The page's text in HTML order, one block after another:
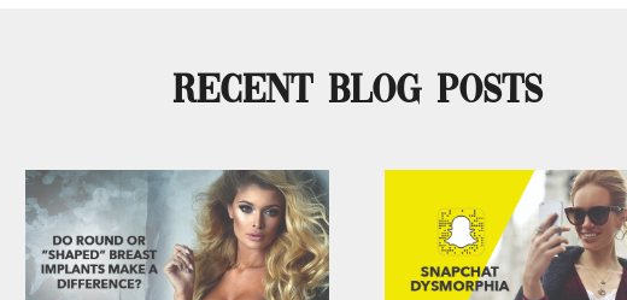
Recent Blog Posts